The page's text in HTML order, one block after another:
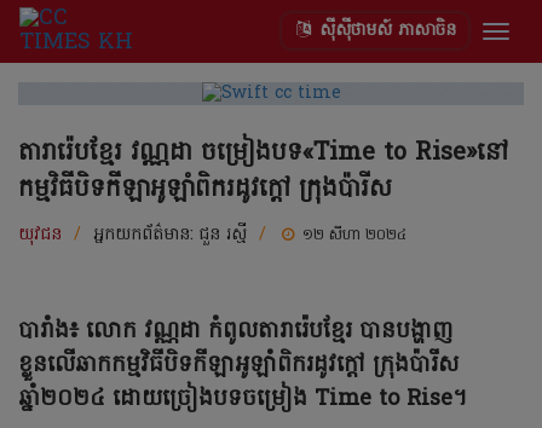
ស៊ីស៊ីថាមស៍ ភាសាចិន
តារារ៉េបខ្មែរ វណ្ណដា ចម្រៀងបទ«Time to Rise»នៅ
កម្មវិធីបិទកីឡាអូឡាំពិករដូវក្តៅ ក្រុងប៉ារីស
យុវជន / អ្នកយកព័ត៌មាន: ជួន រស្មី / ១២ សីហា ២០២៤
បារាំង៖ លោក វណ្ណដា កំពូលតារារ៉េបខ្មែរ បានបង្ហាញ
ខ្លួនលើឆាកកម្មវិធីបិទកីឡាអូឡាំពិករដូវក្តៅ ក្រុងប៉ារីស
ឆ្នាំ២០២៤ ដោយច្រៀងបទចម្រៀង Time to Rise។